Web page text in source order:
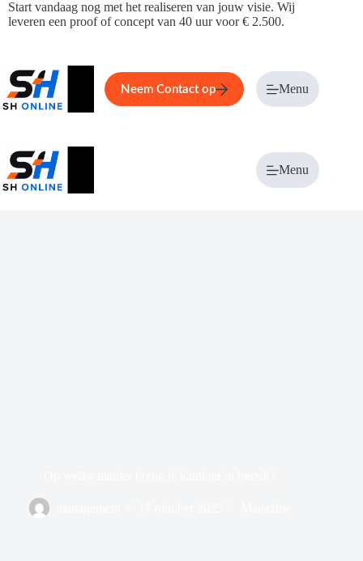
Ga
naar
Start vandaag nog met het realiseren van jouw visie. Wij
leveren een proof of concept van 40 uur voor € 2.500.
Home Service Over ons
Neem Contact op Menu
Menu